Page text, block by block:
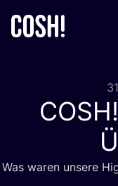
COSH!
Was waren unse­re